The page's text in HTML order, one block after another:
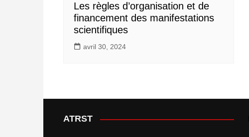
Les règles d’organisation et de
financement des manifestations
scientifiques
avril 30, 2024
ATRST